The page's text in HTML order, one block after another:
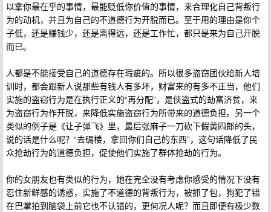
以拿你最在乎的事情，最能贬低你价值的事情，来合理化自己背叛行
为的动机，并且为自己的不道德行为开脱而已。至于用的理由是你个
子低，还是赚钱少，还是离得远，还是工作忙，都只是来为自己开脱
而已。
人都是不能接受自己的道德存在瑕疵的。所以很多盗窃团伙给新人培
训时，都会跟新人说那些有钱人有多坏，财富来的有多不正当，他们
实施的盗窃行为是在执行正义的“再分配”，是侠盗式的劫富济贫，来
为盗窃行为作开脱，来降低实施盗窃行为所带来的道德负担。另一个
类似的例子是《让子弹飞》里，最后张麻子一刀砍下假黄四郎的头，
说的话是什么呢？“去碉楼，拿回你们自己的东西”，这句话降低了民
众抢劫行为的道德负担，促使他们实施了群体抢劫的行为。
你的女朋友也有类似的行为，她在完全没有考虑你感受的情况下没有
忍住新鲜感的诱惑，实施了不道德的背叛行为，被抓了包，狗犯了错
在巴掌拍到脑袋上前它也不认错的，更何况人呢？而且即便有极少数